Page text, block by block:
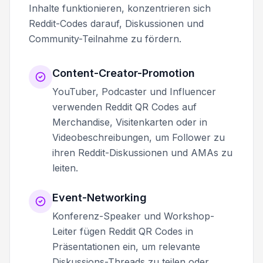
Inhalte funktionieren, konzentrieren sich
Reddit-Codes darauf, Diskussionen und
Community-Teilnahme zu fördern.
Content-Creator-Promotion
YouTuber, Podcaster und Influencer
verwenden Reddit QR Codes auf
Merchandise, Visitenkarten oder in
Videobeschreibungen, um Follower zu
ihren Reddit-Diskussionen und AMAs zu
leiten.
Event-Networking
Konferenz-Speaker und Workshop-
Leiter fügen Reddit QR Codes in
Präsentationen ein, um relevante